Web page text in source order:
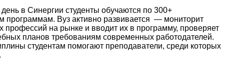
в ‎Синергии студенты‎ обучаются по 300+
программам. Вуз активно развивается — мониторит
профессий на рынке и вводит их в программу, проверяет
планов требованиям современных работодателей.
студентам помогают преподаватели, среди которых